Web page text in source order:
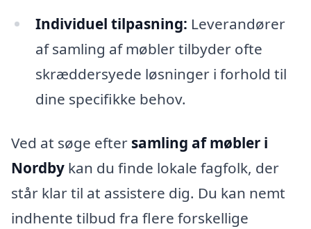
Individuel tilpasning: Leverandører
af samling af møbler tilbyder ofte
skræddersyede løsninger i forhold til
dine specifikke behov.
Ved at søge efter samling af møbler i
Nordby kan du finde lokale fagfolk, der
står klar til at assistere dig. Du kan nemt
indhente tilbud fra flere forskellige